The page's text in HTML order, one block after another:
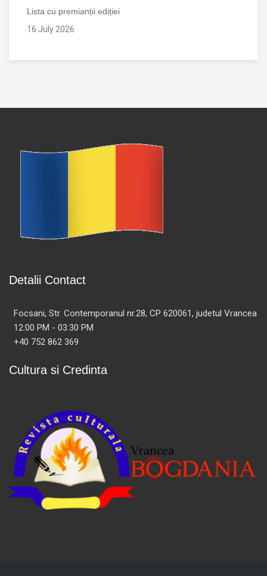
Lista cu premianții ediției
16 July 2026
Detalii Contact
Focsani, Str. Contemporanul nr.28, CP 620061, judetul Vrancea
12:00 PM - 03:30 PM
+40 752 862 369
Cultura si Credinta